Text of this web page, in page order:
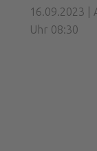
16.09.2023 |
Uhr 08:30